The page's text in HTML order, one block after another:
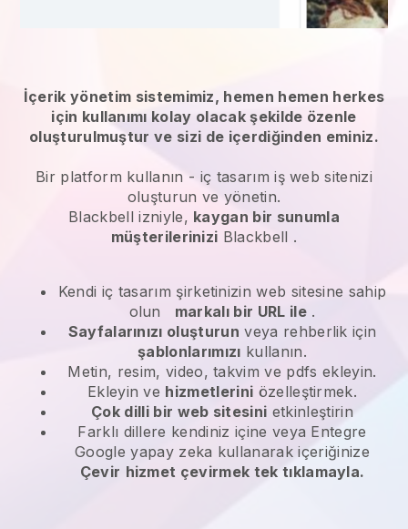
İçerik yönetim sistemimiz, hemen hemen herkes
için kullanımı kolay olacak şekilde özenle
oluşturulmuştur ve sizi de içerdiğinden eminiz.
Bir platform kullanın - iç tasarım iş web sitenizi
oluşturun ve yönetin.
Blackbellizniyle, kaygan bir sunumla
müşterilerinizi Blackbell .
Kendi iç tasarım şirketinizin web sitesine sahip
olun
markalı bir URL ile.
Sayfalarınızı oluşturun veya rehberlik için
şablonlarımızı kullanın.
Metin, resim, video, takvim ve pdfs ekleyin.
Ekleyin ve hizmetlerini özelleştirmek.
Çok dilli bir web sitesini etkinleştirin
Farklı dillere kendiniz içine veya Entegre
Google yapay zeka kullanarak içeriğinize
Çevir hizmet çevirmek tek tıklamayla.